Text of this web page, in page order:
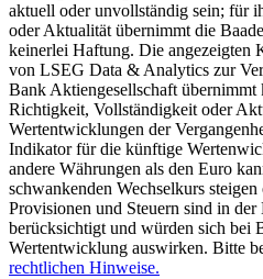
aktuell oder unvollständig sein; für
oder Aktualität übernimmt die
keinerlei Haftung. Die angezeigten
von LSEG Data & Analytics zur
Bank Aktiengesellschaft
Richtigkeit, Vollständigkeit oder
Wertentwicklungen der
Indikator für die künftige
andere Währungen als den Euro
schwankenden Wechselkurs
Provisionen und Steuern sind in
berücksichtigt und würden sich bei
Wertentwicklung auswirken. Bitte
rechtlichen Hinweise.